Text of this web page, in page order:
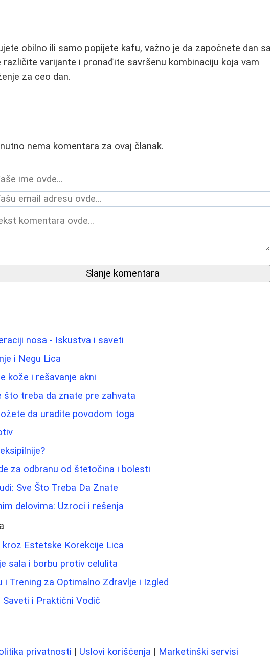
obilno ili samo popijete kafu, važno je da započnete dan sa
varijante i pronađite savršenu kombinaciju koja vam
za ceo dan.
nema komentara za ovaj članak.
Slanje komentara
nosa - Iskustva i saveti
i Negu Lica
kože i rešavanje akni
što treba da znate pre zahvata
da uradite povodom toga
za odbranu od štetočina i bolesti
Sve Što Treba Da Znate
delovima: Uzroci i rešenja
Estetske Korekcije Lica
sala i borbu protiv celulita
Trening za Optimalno Zdravlje i Izgled
i Praktični Vodič
privatnosti | Uslovi korišćenja | Marketinški servisi